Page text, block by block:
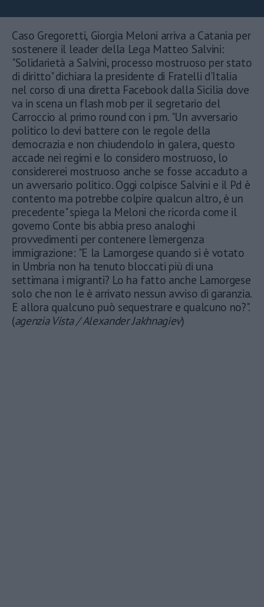
Caso Gregoretti, Giorgia Meloni arriva a Catania per
sostenere il leader della Lega Matteo Salvini:
"Solidarietà a Salvini, processo mostruoso per stato
di diritto" dichiara la presidente di Fratelli d'Italia
nel corso di una diretta Facebook dalla Sicilia dove
va in scena un flash mob per il segretario del
Carroccio al primo round con i pm. "Un avversario
politico lo devi battere con le regole della
democrazia e non chiudendolo in galera, questo
accade nei regimi e lo considero mostruoso, lo
considererei mostruoso anche se fosse accaduto a
un avversario politico. Oggi colpisce Salvini e il Pd è
contento ma potrebbe colpire qualcun altro, è un
precedente" spiega la Meloni che ricorda come il
governo Conte bis abbia preso analoghi
provvedimenti per contenere l'emergenza
immigrazione: "E la Lamorgese quando si è votato
in Umbria non ha tenuto bloccati più di una
settimana i migranti? Lo ha fatto anche Lamorgese
solo che non le è arrivato nessun avviso di garanzia.
E allora qualcuno può sequestrare e qualcuno no?".
(agenzia Vista / Alexander Jakhnagiev)